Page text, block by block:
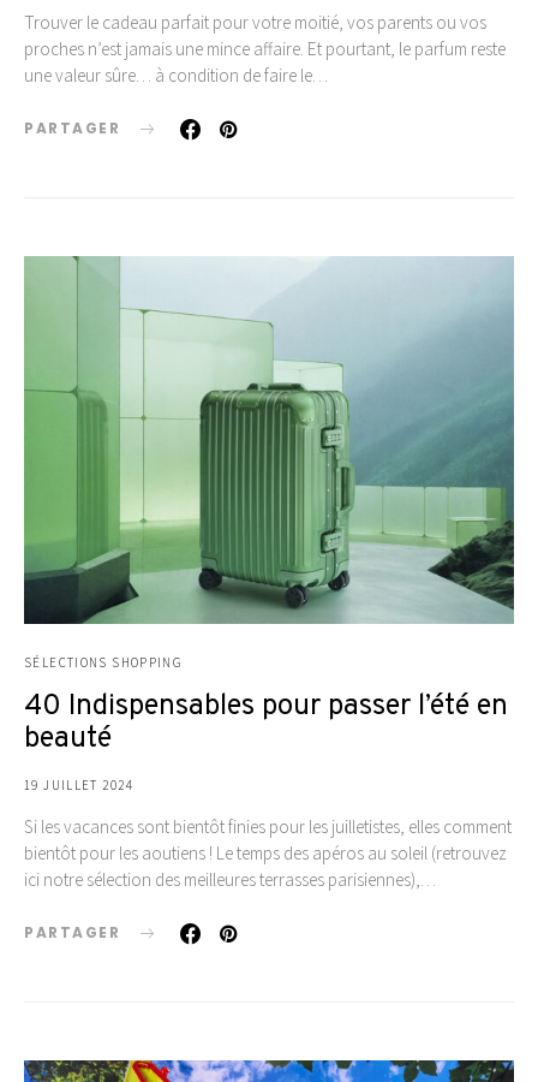
Trouver le cadeau parfait pour votre moitié, vos parents ou vos
proches n’est jamais une mince affaire. Et pourtant, le parfum reste
une valeur sûre… à condition de faire le…
PARTAGER
SÉLECTIONS SHOPPING
40 Indispensables pour passer l’été en
beauté
19 JUILLET 2024
Si les vacances sont bientôt finies pour les juilletistes, elles comment
bientôt pour les aoutiens ! Le temps des apéros au soleil (retrouvez
ici notre sélection des meilleures terrasses parisiennes),…
PARTAGER